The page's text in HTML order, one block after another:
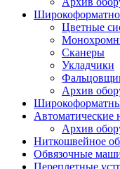
Цветные
Сканеры
Укладчики
Архив
Автоматические
Архив
Ниткошвейное
Обвязочные
Переплетные